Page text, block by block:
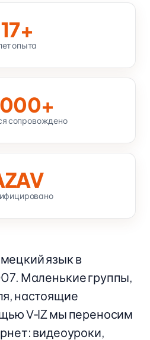
17+
опыта
сопровождено
язык в
Маленькие группы,
настоящие
V‑IZ мы переносим
видеоуроки,